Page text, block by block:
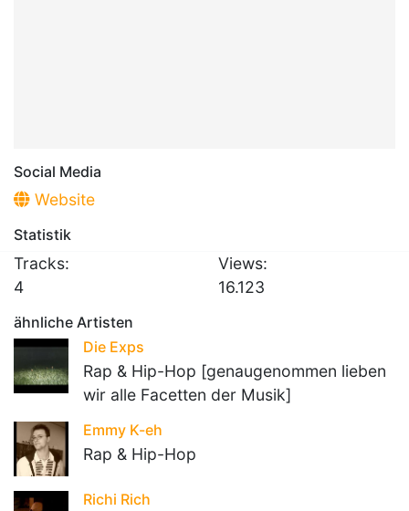
Social Media
Website
Statistik
Tracks:
4
Views:
16.123
ähnliche Artisten
Die Exps
Rap & Hip-Hop [genaugenommen lieben
wir alle Facetten der Musik]
Emmy K-eh
Rap & Hip-Hop
Richi Rich